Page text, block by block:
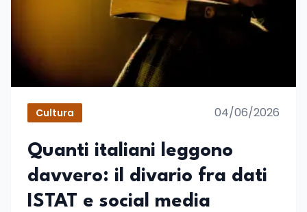
Cultura 04/06/2026
Quanti italiani leggono
davvero: il divario fra dati
ISTAT e social media